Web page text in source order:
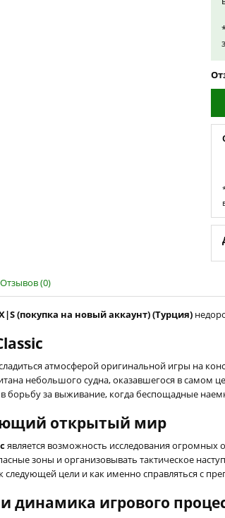
Отзывов (0)
(покупка на новый аккаунт) (Турция)
атмосферой оригинальной игры на
небольшого судна, оказавшегося в самом
за выживание, когда беспощадные
открытый мир
является возможность исследования огромных
зоны и организовывать тактическое
цели и как именно справляться с
динамика игрового